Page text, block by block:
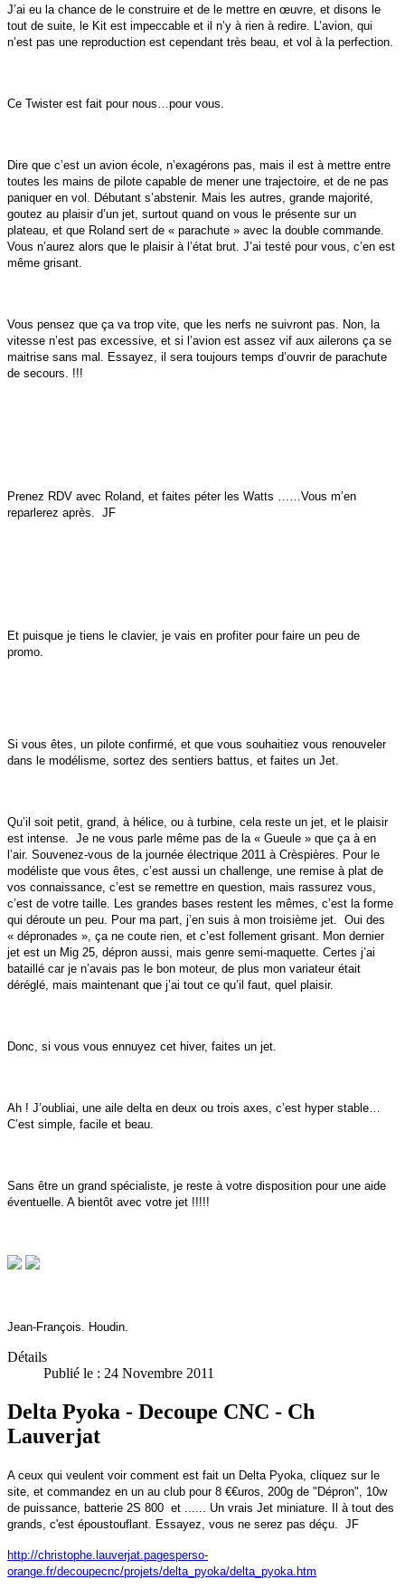
J’ai eu la chance de le construire et de le mettre en œuvre, et disons le
tout de suite, le Kit est impeccable et il n’y à rien à redire. L’avion, qui
n’est pas une reproduction est cependant très beau, et vol à la perfection.
Ce Twister est fait pour nous…pour vous.
Dire que c’est un avion école, n’exagérons pas, mais il est à mettre entre
toutes les mains de pilote capable de mener une trajectoire, et de ne pas
paniquer en vol. Débutant s’abstenir. Mais les autres, grande majorité,
goutez au plaisir d’un jet, surtout quand on vous le présente sur un
plateau, et que Roland sert de « parachute » avec la double commande.
Vous n’aurez alors que le plaisir à l’état brut. J’ai testé pour vous, c’en est
même grisant.
Vous pensez que ça va trop vite, que les nerfs ne suivront pas. Non, la
vitesse n’est pas excessive, et si l’avion est assez vif aux ailerons ça se
maitrise sans mal. Essayez, il sera toujours temps d’ouvrir de parachute
de secours. !!!
Prenez RDV avec Roland, et faites péter les Watts ……Vous m’en
reparlerez après. JF
Et puisque je tiens le clavier, je vais en profiter pour faire un peu de
promo.
Si vous êtes, un pilote confirmé, et que vous souhaitiez vous renouveler
dans le modélisme, sortez des sentiers battus, et faites un Jet.
Qu’il soit petit, grand, à hélice, ou à turbine, cela reste un jet, et le plaisir
est intense. Je ne vous parle même pas de la « Gueule » que ça à en
l’air. Souvenez-vous de la journée électrique 2011 à Crèspières. Pour le
modéliste que vous êtes, c’est aussi un challenge, une remise à plat de
vos connaissance, c’est se remettre en question, mais rassurez vous,
c’est de votre taille. Les grandes bases restent les mêmes, c’est la forme
qui déroute un peu. Pour ma part, j’en suis à mon troisième jet. Oui des
« dépronades », ça ne coute rien, et c’est follement grisant. Mon dernier
jet est un Mig 25, dépron aussi, mais genre semi-maquette. Certes j’ai
bataillé car je n’avais pas le bon moteur, de plus mon variateur était
déréglé, mais maintenant que j’ai tout ce qu’il faut, quel plaisir.
Donc, si vous vous ennuyez cet hiver, faites un jet.
Ah ! J’oubliai, une aile delta en deux ou trois axes, c’est hyper stable…
C’est simple, facile et beau.
Sans être un grand spécialiste, je reste à votre disposition pour une aide
éventuelle. A bientôt avec votre jet !!!!!
Jean-François. Houdin.
Détails
Publié le : 24 Novembre 2011
Delta Pyoka - Decoupe CNC - Ch
Lauverjat
A ceux qui veulent voir comment est fait un Delta Pyoka, cliquez sur le
site, et commandez en un au club pour 8 €€uros, 200g de "Dépron", 10w
de puissance, batterie 2S 800 et ...... Un vrais Jet miniature. Il à tout des
grands, c'est époustouflant. Essayez, vous ne serez pas déçu. JF
http://christophe.lauverjat.pagesperso-
orange.fr/decoupecnc/projets/delta_pyoka/delta_pyoka.htm